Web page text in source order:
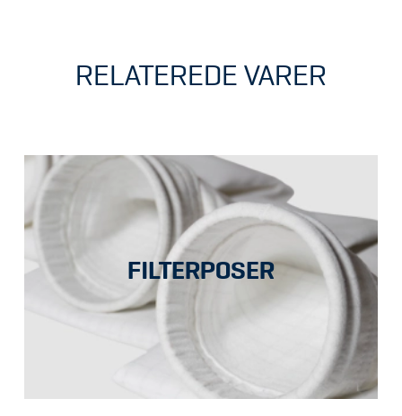
RELATEREDE VARER
FILTERPOSER